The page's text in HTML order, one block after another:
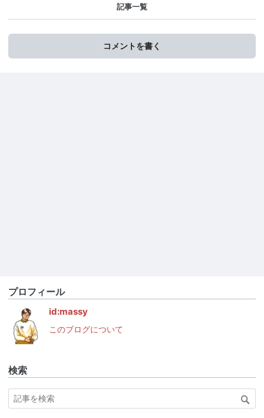
記事一覧
コメントを書く
プロフィール
id:massy
このブログについて
検索